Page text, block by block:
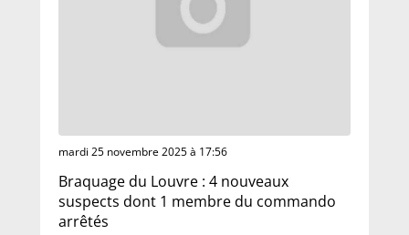
mardi 25 novembre 2025 à 17:56
Braquage du Louvre : 4 nouveaux
suspects dont 1 membre du commando
arrêtés